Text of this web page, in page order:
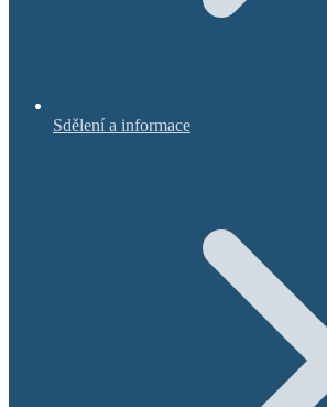
Sdělení a informace